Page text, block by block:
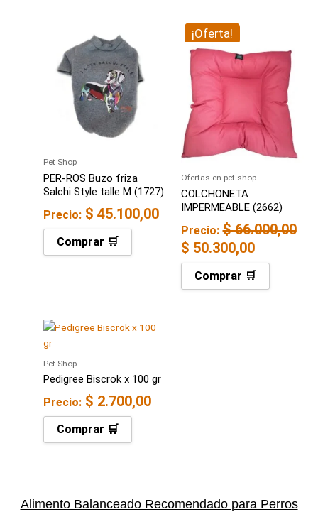
Pet Shop
PER-ROS Buzo friza
Salchi Style talle M (1727)
Precio: $ 45.100,00
Comprar 🛒
¡Oferta!
Ofertas en pet-shop
COLCHONETA
IMPERMEABLE (2662)
Precio: $66.000,00
precio
original
era:
$ 66.000,00.
$ 50.300,00
precio
actual
es:
$
Comprar 🛒
Pet Shop
Pedigree Biscrok x 100 gr
Precio: $ 2.700,00
Comprar 🛒
Alimento Balanceado Recomendado para Perros